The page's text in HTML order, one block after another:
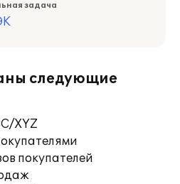
задача
следующие
XYZ
покупателей